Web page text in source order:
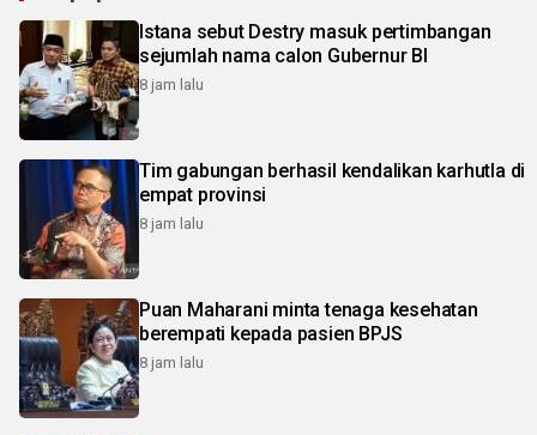
Istana sebut Destry masuk pertimbangan
sejumlah nama calon Gubernur BI
8 jam lalu
Tim gabungan berhasil kendalikan karhutla di
empat provinsi
8 jam lalu
Puan Maharani minta tenaga kesehatan
berempati kepada pasien BPJS
8 jam lalu